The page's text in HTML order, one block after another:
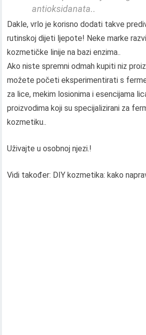
antioksidanata..
Dakle, vrlo je korisno dodati takve
rutinskoj dijeti ljepote! Neke marke
kozmetičke linije na bazi enzima..
Ako niste spremni odmah kupiti niz
možete početi eksperimentirati s
za lice, mekim losionima i esencijama
proizvodima koji su specijalizirani za
kozmetiku..
Uživajte u osobnoj njezi.!
Vidi također: DIY kozmetika: kako